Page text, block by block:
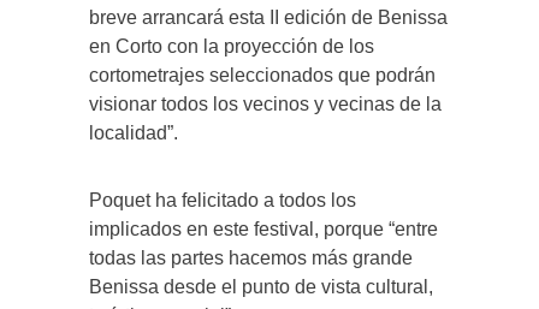
breve arrancará esta II edición de Benissa
en Corto con la proyección de los
cortometrajes seleccionados que podrán
visionar todos los vecinos y vecinas de la
localidad”.
Poquet ha felicitado a todos los
implicados en este festival, porque “entre
todas las partes hacemos más grande
Benissa desde el punto de vista cultural,